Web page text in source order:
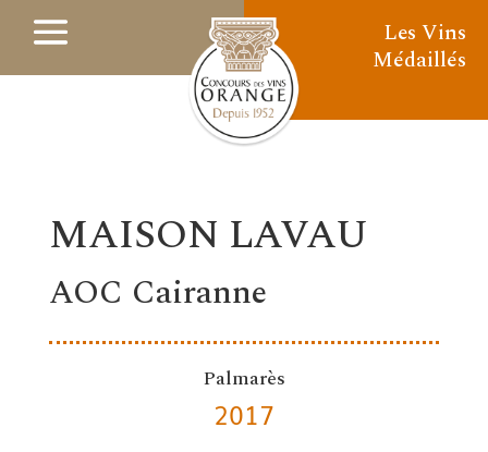
Les Vins
Médaillés
MAISON LAVAU
AOC Cairanne
Palmarès
2017